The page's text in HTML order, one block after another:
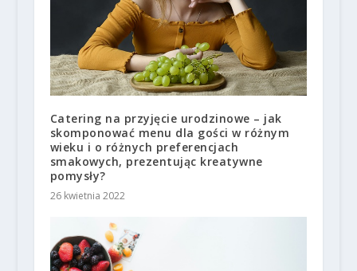
Catering na przyjęcie urodzinowe – jak
skomponować menu dla gości w różnym
wieku i o różnych preferencjach
smakowych, prezentując kreatywne
pomysły?
26 kwietnia 2022